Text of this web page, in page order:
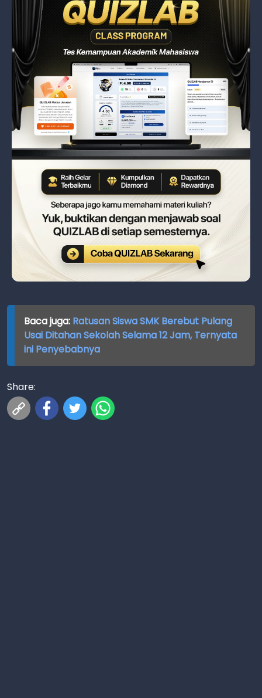
Baca juga: Ratusan Siswa SMK Berebut Pulang
Usai Ditahan Sekolah Selama 12 Jam, Ternyata
ini Penyebabnya
Share: